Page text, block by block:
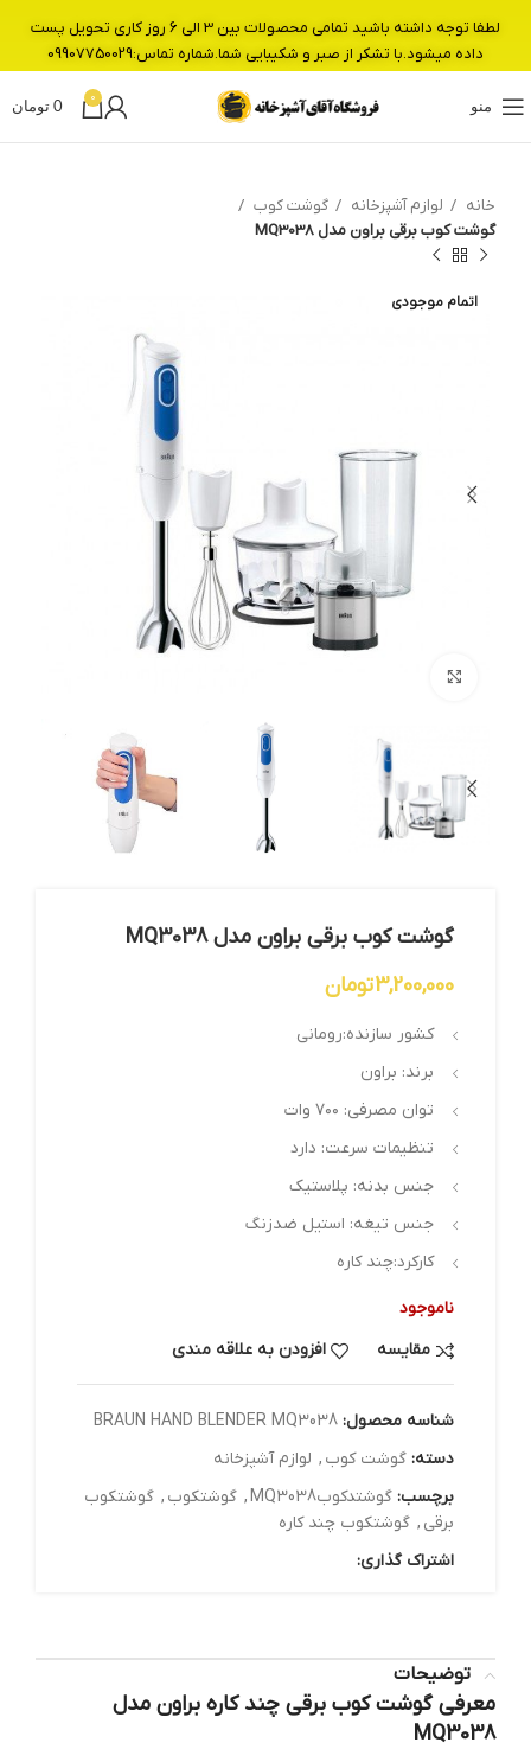
منو
0
0 تومان
خانه لوازم آشپزخانه
گوشت کوب
گوشت کوب برقی براون مدل MQ3038
اتمام موجودی
گوشت کوب برقی براون مدل MQ3038
3,200,000تومان
کشور سازنده:رومانی
برند: براون
توان مصرفی: ۷۰۰ وات
تنظیمات سرعت: دارد
جنس بدنه: پلاستیک
جنس تیغه: استیل ضدزنگ
کارکرد:چند کاره
ناموجود
مقایسه
افزودن به علاقه مندی
شناسه محصول: BRAUN HAND BLENDER MQ3038
دسته: گوشت کوب , لوازم آشپزخانه
برچسب: گوشتدکوبMQ3038 , گوشتکوب , گوشتکوب
برقی , گوشتکوب چند کاره
اشتراک گذاری:
توضیحات
معرفی گوشت کوب برقی چند کاره براون مدل
MQ3038
لطفا توجه داشته باشید تمامی محصولات بین 3 الی 6 روز کاری تحویل پست
داده میشود.با تشکر از صبر و شکیبایی شما.شماره تماس:09907750029